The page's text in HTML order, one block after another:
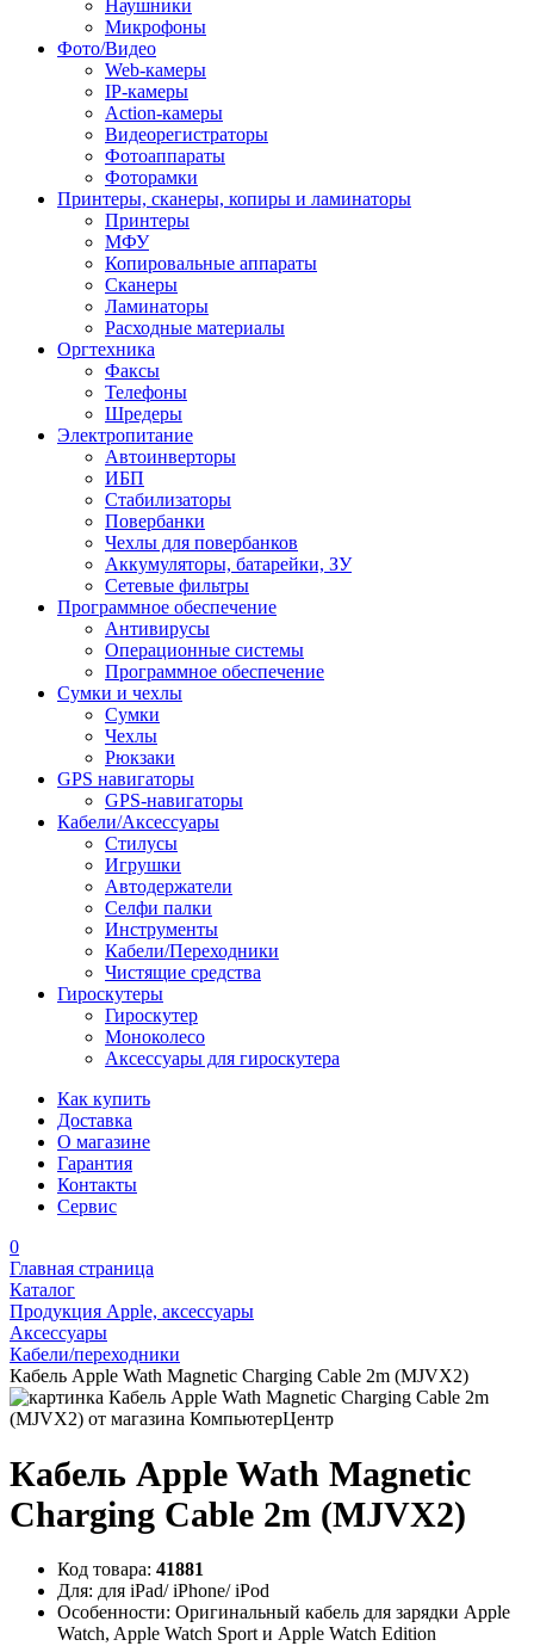
Наушники
Микрофоны
Фото/Видео
Web-камеры
IP-камеры
Action-камеры
Видеорегистраторы
Фотоаппараты
Фоторамки
Принтеры, сканеры, копиры и ламинаторы
Принтеры
МФУ
Копировальные аппараты
Сканеры
Ламинаторы
Расходные материалы
Оргтехника
Факсы
Телефоны
Шредеры
Электропитание
Автоинверторы
ИБП
Стабилизаторы
Повербанки
Чехлы для повербанков
Аккумуляторы, батарейки, ЗУ
Сетевые фильтры
Программное обеспечение
Антивирусы
Операционные системы
Программное обеспечение
Сумки и чехлы
Сумки
Чехлы
Рюкзаки
GPS навигаторы
GPS-навигаторы
Кабели/Аксессуары
Стилусы
Игрушки
Автодержатели
Селфи палки
Инструменты
Кабели/Переходники
Чистящие средства
Гироскутеры
Гироскутер
Моноколесо
Аксессуары для гироскутера
Как купить
Доставка
О магазине
Гарантия
Контакты
Сервис
0
Главная страница
Каталог
Продукция Apple, аксессуары
Аксессуары
Кабели/переходники
Кабель Apple Wath Magnetic Charging Cable 2m (MJVX2)
Кабель Apple Wath Magnetic
Charging Cable 2m (MJVX2)
Код товара: 41881
Для: для iPad/ iPhone/ iPod
Особенности: Оригинальный кабель для зарядки Apple
Watch, Apple Watch Sport и Apple Watch Edition